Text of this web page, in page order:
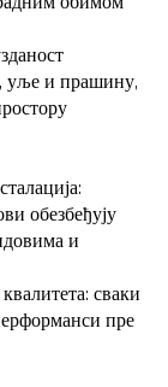
уље и прашину,
обезбеђују
и
сваки
пре